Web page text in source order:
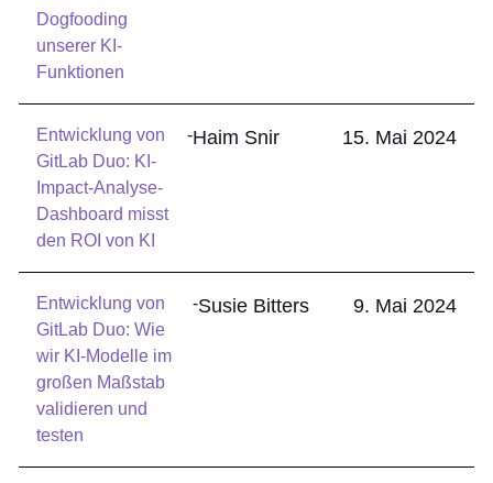
Dogfooding
unserer KI-
Funktionen
Entwicklung von
GitLab Duo: KI-
Impact-Analyse-
Dashboard misst
den ROI von KI
-Haim Snir 15. Mai 2024
Entwicklung von
GitLab Duo: Wie
wir KI-Modelle im
großen Maßstab
validieren und
testen
-Susie Bitters 9. Mai 2024